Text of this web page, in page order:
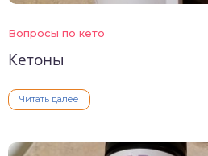
Вопросы по кето
Кетоны
Читать далее